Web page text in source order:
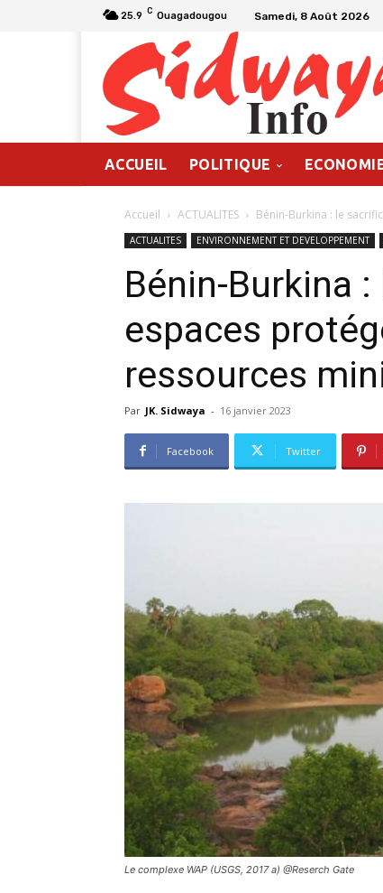
25.9 C Ouagadougou Samedi, 8 Août 2026
ACCUEIL POLITIQUE
Accueil ACTUALITES Bénin-Burkina : le
ACTUALITES ENVIRONNEMENT ET DEVELOPPEMENT
Bénin-Burkina
espaces
ressources
Par JK. Sidwaya - 16 janvier 2023
Facebook Twitter
Le complexe WAP (USGS, 2017 a) @Reserch Gate